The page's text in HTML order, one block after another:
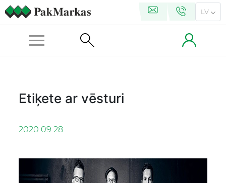
LV
Etiķete ar vēsturi
2020 09 28